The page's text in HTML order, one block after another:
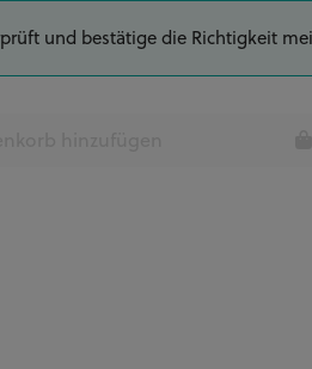
- 27 Personen / 35 Tortenstücke
und bestätige die Richtigkeit